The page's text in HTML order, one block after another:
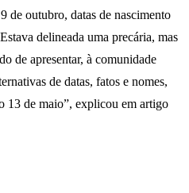
de outubro, datas de nascimento
delineada uma precária, mas
de apresentar, à comunidade
de datas, fatos e nomes,
13 de maio”, explicou em artigo